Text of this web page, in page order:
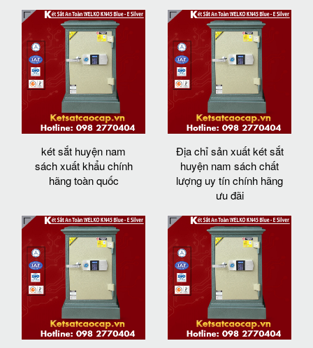
két sắt huyện nam
sách xuất khẩu chính
hãng toàn quốc
Địa chỉ sản xuất két sắt
huyện nam sách chất
lượng uy tín chính hãng
ưu đãi